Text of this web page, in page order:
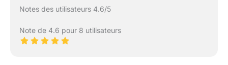
Notes des utilisateurs 4.6/5
Note de 4.6 pour 8 utilisateurs